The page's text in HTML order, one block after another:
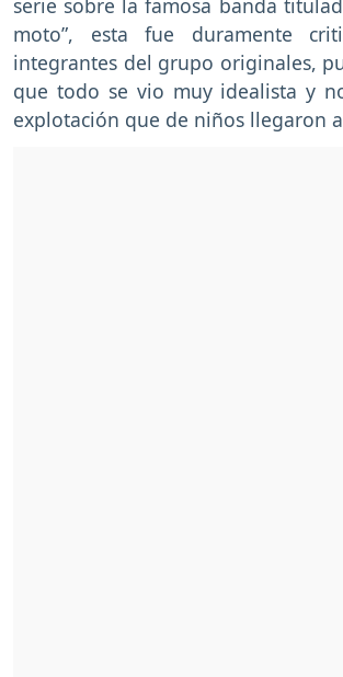
moto”, esta fue duramente
integrantes del grupo originales,
que todo se vio muy idealista y
explotación que de niños llegaron